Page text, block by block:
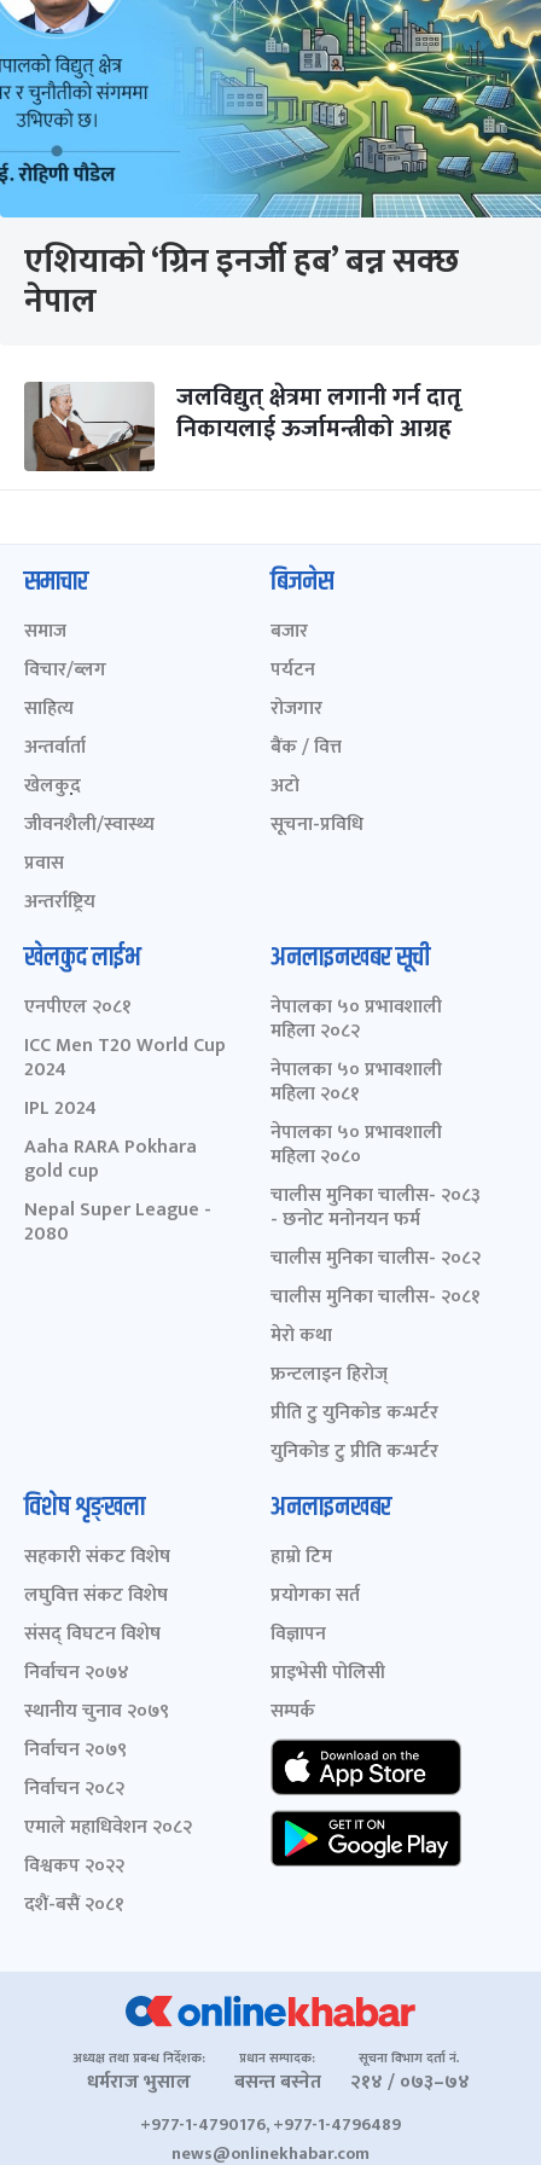
एशियाको ‘ग्रिन इनर्जी हब’ बन्न सक्छ
नेपाल
जलविद्युत् क्षेत्रमा लगानी गर्न दातृ
निकायलाई ऊर्जामन्त्रीको आग्रह
समाचार
समाज
विचार/ब्लग
साहित्य
अन्तर्वार्ता
खेलकुद़़
जीवनशैली/स्वास्थ्य
प्रवास
अन्तर्राष्ट्रिय
बिजनेस
बजार
पर्यटन
रोजगार
बैंक / वित्त
अटो
सूचना-प्रविधि
खेलकुद लाईभ
एनपीएल २०८१
ICC Men T20 World Cup
2024
IPL 2024
Aaha RARA Pokhara
gold cup
Nepal Super League -
2080
अनलाइनखबर सूची
नेपालका ५० प्रभावशाली
महिला २०८२
नेपालका ५० प्रभावशाली
महिला २०८१
नेपालका ५० प्रभावशाली
महिला २०८०
चालीस मुनिका चालीस- २०८३
- छनोट मनोनयन फर्म
चालीस मुनिका चालीस- २०८२
चालीस मुनिका चालीस- २०८१
मेरो कथा
फ्रन्टलाइन हिरोज्
प्रीति टु युनिकोड कन्भर्टर
युनिकोड टु प्रीति कन्भर्टर
विशेष शृङ्खला
सहकारी संकट विशेष
लघुवित्त संकट विशेष
संसद् विघटन विशेष
निर्वाचन २०७४
स्थानीय चुनाव २०७९
निर्वाचन २०७९
निर्वाचन २०८२
एमाले महाधिवेशन २०८२
विश्वकप २०२२
दशैं-बसैं २०८१
अनलाइनखबर
हाम्रो टिम
प्रयोगका सर्त
विज्ञापन
प्राइभेसी पोलिसी
सम्पर्क
अध्यक्ष तथा प्रबन्ध निर्देशक:
धर्मराज भुसाल
प्रधान सम्पादक:
बसन्त बस्नेत
सूचना विभाग दर्ता नं.
२१४ / ०७३–७४
+977-1-4790176, +977-1-4796489
news@onlinekhabar.com